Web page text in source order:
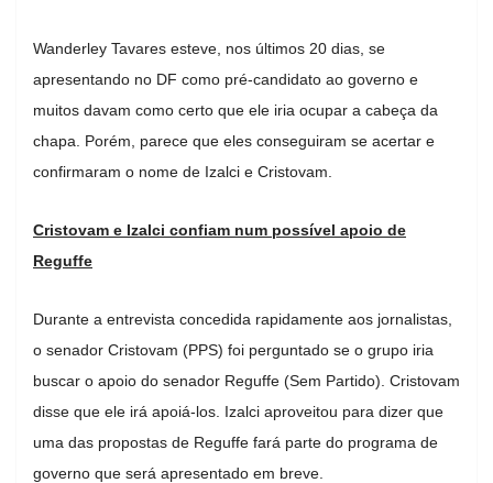
Wanderley Tavares esteve, nos últimos 20 dias, se
apresentando no DF como pré-candidato ao governo e
muitos davam como certo que ele iria ocupar a cabeça da
chapa. Porém, parece que eles conseguiram se acertar e
confirmaram o nome de Izalci e Cristovam.
Cristovam e Izalci confiam num possível apoio de
Reguffe
Durante a entrevista concedida rapidamente aos jornalistas,
o senador Cristovam (PPS) foi perguntado se o grupo iria
buscar o apoio do senador Reguffe (Sem Partido). Cristovam
disse que ele irá apoiá-los. Izalci aproveitou para dizer que
uma das propostas de Reguffe fará parte do programa de
governo que será apresentado em breve.